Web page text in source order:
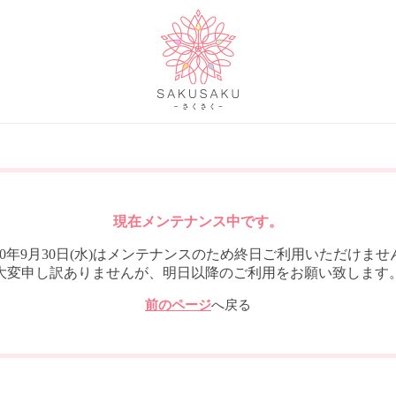
現在メンテナンス中です。
年9月30日(水)はメンテナンスのため終日ご利用いただけませ
変申し訳ありませんが、明日以降のご利用をお願い致します
前のページへ戻る